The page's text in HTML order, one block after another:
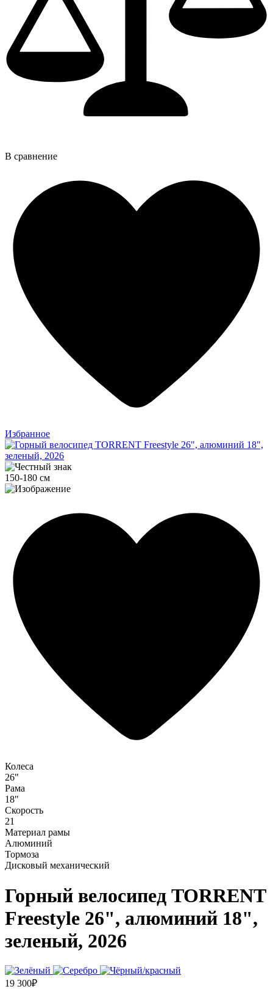
В сравнение
Избранное
150-180 см
Колеса
26"
Рама
18"
Скорость
21
Материал рамы
Алюминий
Тормоза
Дисковый механический
Горный велосипед TORRENT
Freestyle 26", алюминий 18",
зеленый, 2026
19 300₽